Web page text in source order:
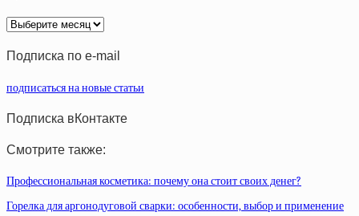
Архив
статей
Подписка по e-mail
подписаться на новые статьи
Подписка вКонтакте
Смотрите также:
Профессиональная косметика: почему она стоит своих денег?
Горелка для аргонодуговой сварки: особенности, выбор и применение